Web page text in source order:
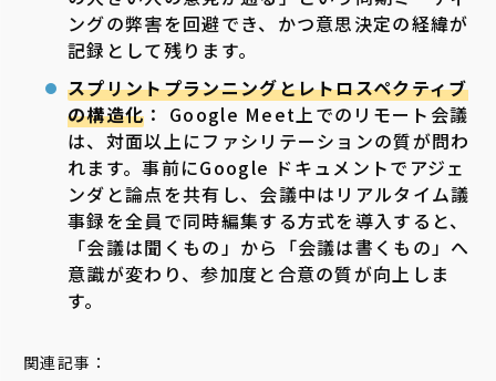
ングの弊害を回避でき、かつ意思決定の経緯が
記録として残ります。
スプリントプランニングとレトロスペクティブ
の構造化 ： Google Meet上でのリモート会議
は、対面以上にファシリテーションの質が問わ
れます。事前にGoogle ドキュメントでアジェ
ンダと論点を共有し、会議中はリアルタイム議
事録を全員で同時編集する方式を導入すると、
「会議は聞くもの」から「会議は書くもの」へ
意識が変わり、参加度と合意の質が向上しま
す。
関連記事：